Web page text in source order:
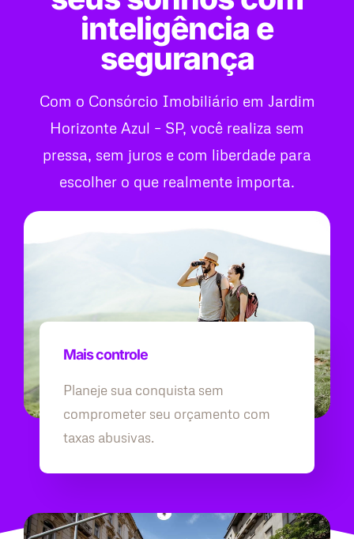
inteligência e
segurança
Com o Consórcio Imobiliário em Jardim
Horizonte Azul – SP, você realiza sem
pressa, sem juros e com liberdade para
escolher o que realmente importa.
Mais controle
Planeje sua conquista sem
comprometer seu orçamento com
taxas abusivas.